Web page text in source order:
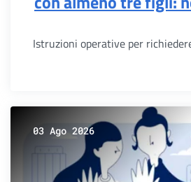
Istruzioni operative per
03 Ago 2026